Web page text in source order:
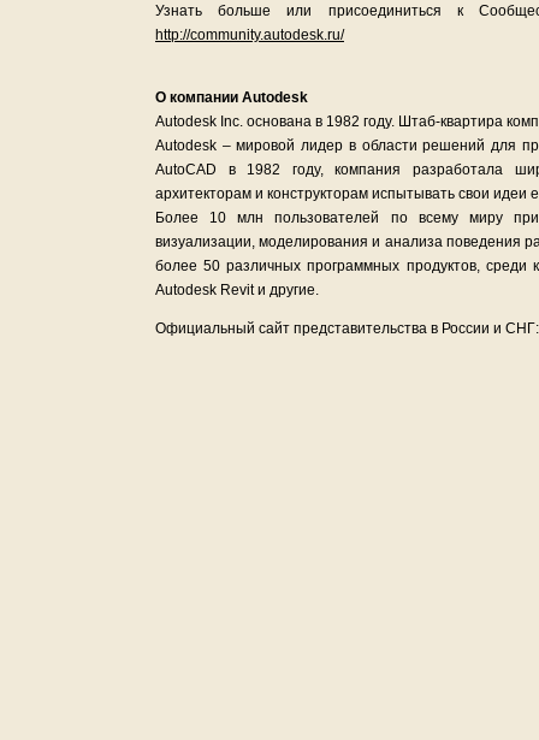
Узнать больше или присоединиться к
http://community.autodesk.ru/
О компании Autodesk
Autodesk Inc. основана в 1982 году. Штаб-квартира
Autodesk – мировой лидер в области решений для
AutoCAD в 1982 году, компания разработала
архитекторам и конструкторам испытывать свои идеи
Более 10 млн пользователей по всему миру
визуализации, моделирования и анализа поведения
более 50 различных программных продуктов, среди
Autodesk Revit и другие.
Официальный сайт представительства в России и